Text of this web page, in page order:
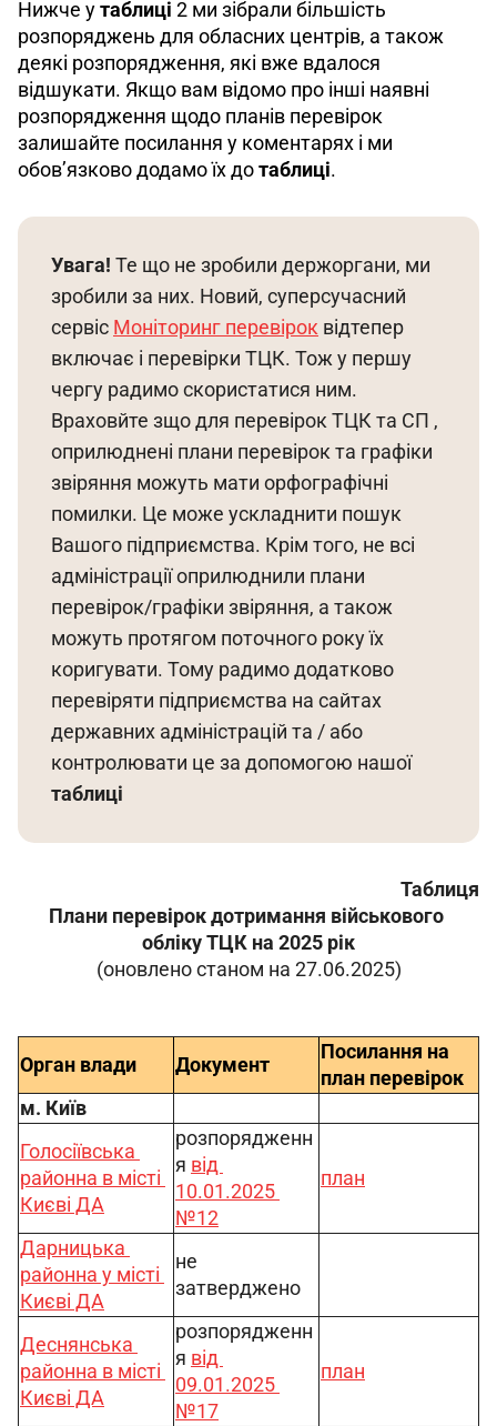
Нижче у таблиці 2 ми зібрали більшість
розпоряджень для обласних центрів, а також
деякі розпорядження, які вже вдалося
відшукати. Якщо вам відомо про інші наявні
розпорядження щодо планів перевірок
залишайте посилання у коментарях і ми
обов’язково додамо їх до таблиці.
Увага! Те що не зробили держоргани, ми
зробили за них. Новий, суперсучасний
сервіс Моніторинг перевірок відтепер
включає і перевірки ТЦК. Тож у першу
чергу радимо скористатися ним.
Враховйте зщо для перевірок ТЦК та СП ,
оприлюднені плани перевірок та графіки
звіряння можуть мати орфографічні
помилки. Це може ускладнити пошук
Вашого підприємства. Крім того, не всі
адміністрації оприлюднили плани
перевірок/графіки звіряння, а також
можуть протягом поточного року їх
коригувати. Тому радимо додатково
перевіряти підприємства на сайтах
державних адміністрацій та / або
контролювати це за допомогою нашої
таблиці
Таблиця
Плани перевірок дотримання військового
обліку ТЦК на 2025 рік
(оновлено станом на 27.06.2025)
Орган влади Документ
Посилання на
план перевірок
м. Київ
Голосіївська
районна в місті
Києві ДА
розпорядженн
я від
10.01.2025
№12
план
Дарницька
районна у місті
Києві ДА
не
затверджено
Деснянська
районна в місті
Києві ДА
розпорядженн
я від
09.01.2025
№17
план